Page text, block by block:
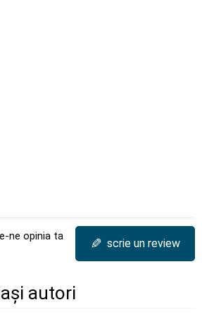
ne opinia ta
✎ scrie un review
autori